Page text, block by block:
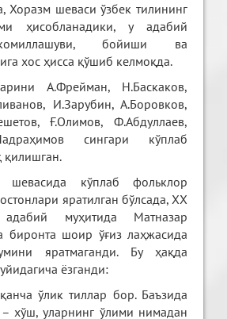
Хоразм шеваси ўзбек тилининг
ҳисобланадики, у адабий
бойиши ва
хос ҳисса қўшиб келмоқда.
А.Фрейман, Н.Баскаков,
И.Зарубин, А.Боровков,
Ғ.Олимов, Ф.Абдуллаев,
сингари кўплаб
қилишган.
шевасида кўплаб фольклор
яратилган бўлсада, ХХ
муҳитида Матназар
биронта шоир ўғиз лаҳжасида
яратмаганди. Бу ҳақда
ёзганди:
ўлик тиллар бор. Баъзида
хўш, уларнинг ўлими нимадан